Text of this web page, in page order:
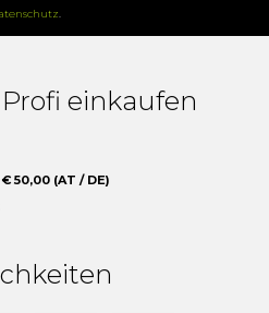
einkaufen
50,00 (AT / DE)